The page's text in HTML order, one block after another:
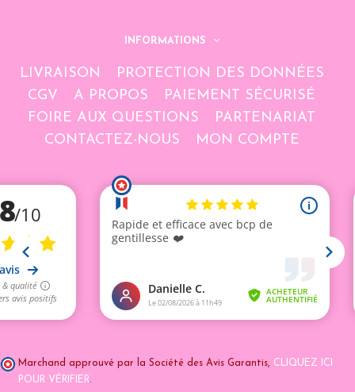
INFORMATIONS
LIVRAISON
PROTECTION DES DONNÉES
CGV
A PROPOS
PAIEMENT SÉCURISÉ
FOIRE AUX QUESTIONS
PARTENARIAT
CONTACTEZ-NOUS
MON COMPTE
Marchand approuvé par la Société des Avis Garantis, CLIQUEZ ICI
POUR VÉRIFIER.